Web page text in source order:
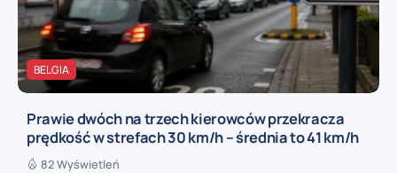
BELGIA
Prawie dwóch na trzech kierowców przekracza
prędkość w strefach 30 km/h – średnia to 41 km/h
82 Wyświetleń